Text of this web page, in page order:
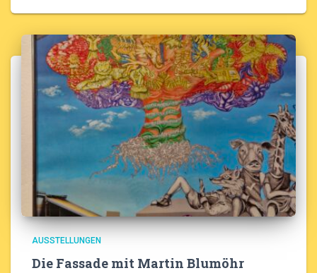
AUSSTELLUNGEN
Die Fassade mit Martin Blumöhr